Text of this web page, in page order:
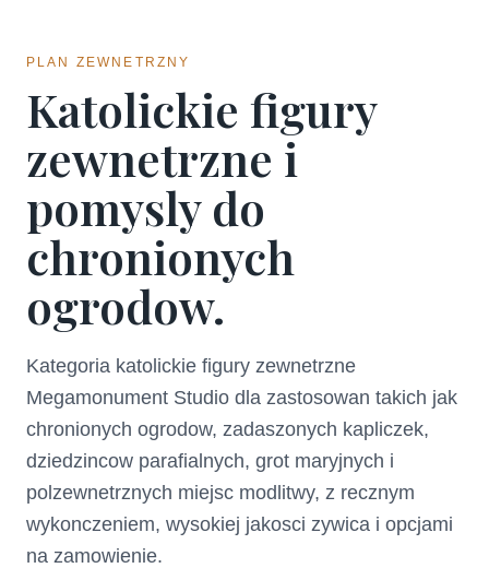
PLAN ZEWNETRZNY
Katolickie figury
zewnetrzne i
pomysly do
chronionych
ogrodow.
Kategoria katolickie figury zewnetrzne
Megamonument Studio dla zastosowan takich jak
chronionych ogrodow, zadaszonych kapliczek,
dziedzincow parafialnych, grot maryjnych i
polzewnetrznych miejsc modlitwy, z recznym
wykonczeniem, wysokiej jakosci zywica i opcjami
na zamowienie.